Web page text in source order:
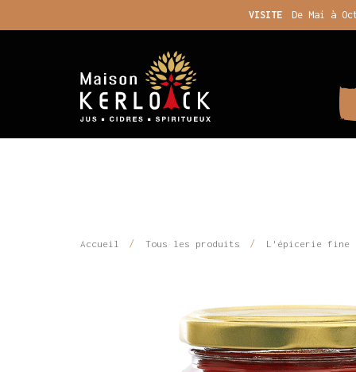
VISITE De Mai à
Accueil Tous les produits L'épicerie fine